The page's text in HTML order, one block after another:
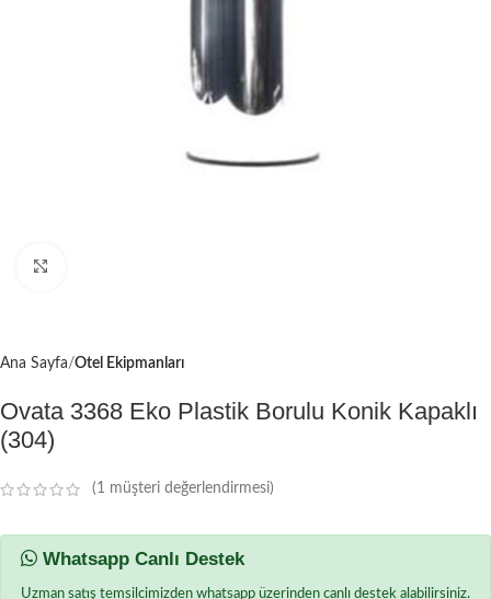
Ana Sayfa Otel Ekipmanları
Ovata 3368 Eko Plastik Borulu Konik Kapaklı
(304)
(1 müşteri değerlendirmesi)
Whatsapp Canlı Destek
Uzman satış temsilcimizden whatsapp üzerinden canlı destek alabilirsiniz.